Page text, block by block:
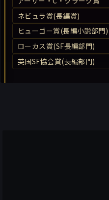
ネビュラ賞(長編賞)
ヒューゴー賞(長編小説部門)
ローカス賞(SF長編部門)
英国SF協会賞(長編部門)